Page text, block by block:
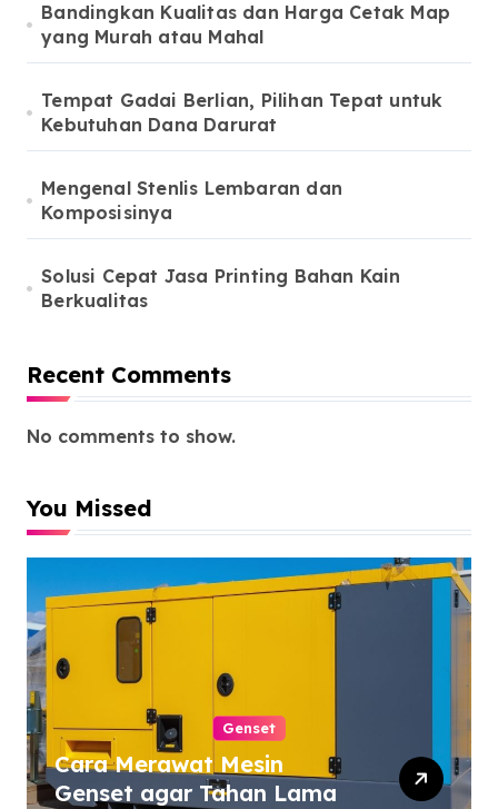
Bandingkan Kualitas dan Harga Cetak Map
yang Murah atau Mahal
Tempat Gadai Berlian, Pilihan Tepat untuk
Kebutuhan Dana Darurat
Mengenal Stenlis Lembaran dan
Komposisinya
Solusi Cepat Jasa Printing Bahan Kain
Berkualitas
Recent Comments
No comments to show.
You Missed
Genset
Cara Merawat Mesin
Genset agar Tahan Lama